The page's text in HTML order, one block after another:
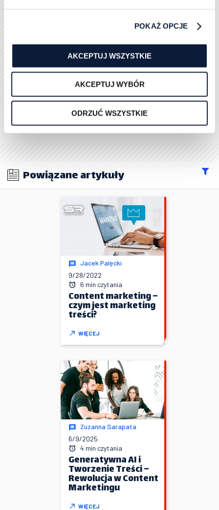
POKAŻ OPCJE
AKCEPTUJ WSZYSTKIE
AKCEPTUJ WYBÓR
ODRZUĆ WSZYSTKIE
gotowość do modyfikacji strategii to dziś
najważniejszych cech skutecznych twórców
Oceń ten artykuł
Bądź pierwszą osobą do oceny tego artykułu!
Powiązane artykuły
Jacek Palęcki
9/28/2022
6 min czytania
Content marketing –
czym jest marketing
treści?
WIĘCEJ
Zuzanna Sarapata
6/9/2025
4 min czytania
Generatywna AI i
Tworzenie Treści –
Rewolucja w Content
Marketingu
WIĘCEJ